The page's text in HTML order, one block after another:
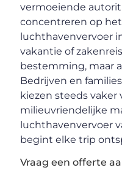
vermoeiende
concentreren op
luchthavenvervoer
vakantie of
bestemming, maar
Bedrijven en
kiezen steeds vaker
milieuvriendelijke
luchthavenvervoer
begint elke trip
Vraag een offerte